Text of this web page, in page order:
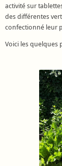
activité sur
des différentes
confectionné leur
Voici les quelques